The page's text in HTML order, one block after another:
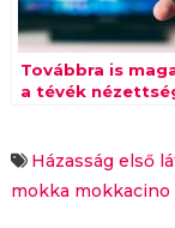
Továbbra is
a tévék
Házasság első
mokka mokkacino